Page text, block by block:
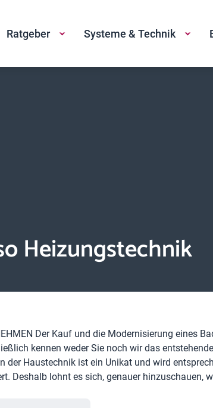
Ratgeber Systeme & Technik
Heizungstechnik
Der Kauf und die Modernisierung eines
kennen weder Sie noch wir das
der Haustechnik ist ein Unikat und wird
Deshalb lohnt es sich, genauer hinzuschauen,